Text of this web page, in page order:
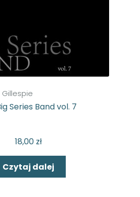
Gillespie
Series Band vol. 7
18,00 zł
Czytaj dalej